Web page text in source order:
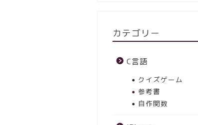
カテゴリー
C言語
クイズゲーム
参考書
自作関数